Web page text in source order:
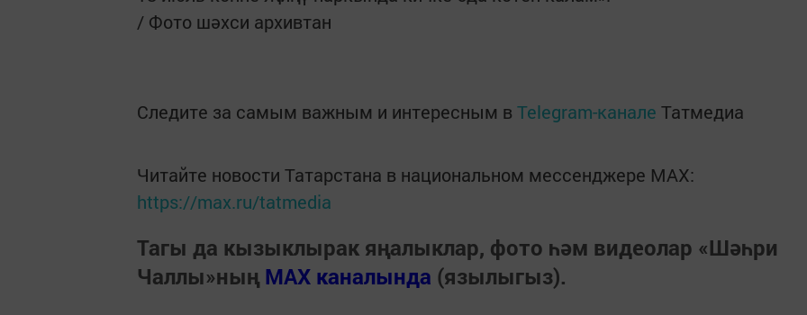
/ Фото шәхси архивтан
Следите за самым важным и интересным в Telegram-канале Татмедиа
Читайте новости Татарстана в национальном мессенджере MАХ:
https://max.ru/tatmedia
Тагы да кызыклырак яңалыклар, фото һәм видеолар «Шәһри
Чаллы»ның MAX каналында (язылыгыз).